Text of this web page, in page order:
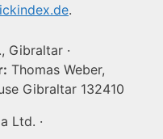
.
Gibraltar ·
Thomas Weber,
Gibraltar 132410
Ltd. ·